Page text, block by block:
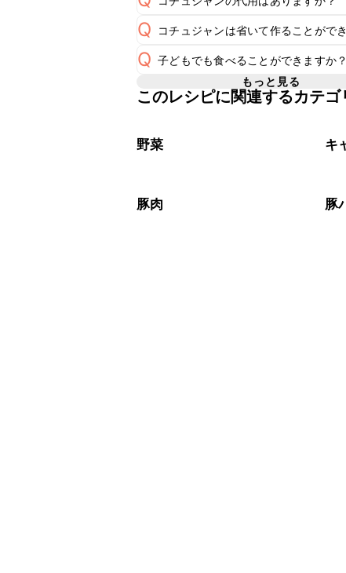
A
Q コチュジャンは省いて作ることがで
使用量が少ない場合は省いてもお作
省くと味がぼやける可能性があるた
ます。
Q 子どもでも食べることができますか？
コチュジャンは甘辛い風味が特徴の
もっと見る
このレシピに関連するカテゴ
野菜 キ
豚肉 豚